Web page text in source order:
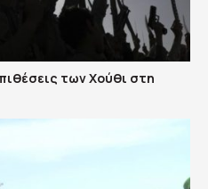
των Χούθι στη